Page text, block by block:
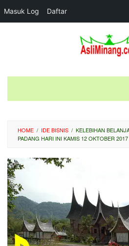
Masuk Log Daftar
HOME / IDE BISNIS / KELEBIHAN
PADANG HARI INI KAMIS 12 OKTOBER 2017